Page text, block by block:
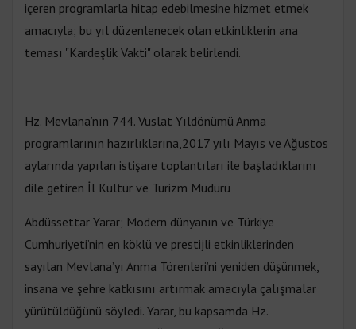
içeren programlarla hitap edebilmesine hizmet etmek
amacıyla; bu yıl düzenlenecek olan etkinliklerin ana
teması "Kardeşlik Vakti" olarak belirlendi.
Hz. Mevlana’nın 744. Vuslat Yıldönümü Anma
programlarının hazırlıklarına,2017 yılı Mayıs ve Ağustos
aylarında yapılan istişare toplantıları ile başladıklarını
dile getiren İl Kültür ve Turizm Müdürü
Abdüssettar Yarar; Modern dünyanın ve Türkiye
Cumhuriyeti’nin en köklü ve prestijli etkinliklerinden
sayılan Mevlana’yı Anma Törenleri’ni yeniden düşünmek,
insana ve şehre katkısını artırmak amacıyla çalışmalar
yürütüldüğünü söyledi. Yarar, bu kapsamda Hz.